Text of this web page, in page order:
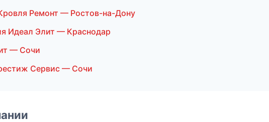
Ремонт — Ростов-на-Дону
Идеал Элит — Краснодар
— Сочи
Сервис — Сочи